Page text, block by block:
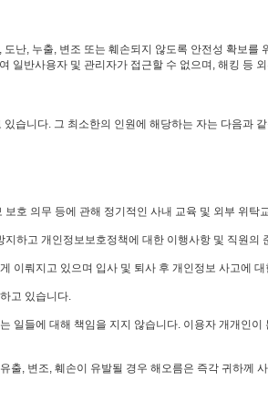
난, 누출, 변조 또는 훼손되지 않도록 안전성 확보를
일반사용자 및 관리자가 접근할 수 없으며, 해킹 등
습니다. 그 최소한의 인원에 해당하는 자는 다음과
호 의무 등에 관해 정기적인 사내 교육 및 외부 위탁
하고 개인정보보호정책에 대한 이행사항 및 직원
이뤄지고 있으며 입사 및 퇴사 후 개인정보 사고에
고 있습니다.
일들에 대해 책임을 지지 않습니다. 이용자 개개인
출, 변조, 훼손이 유발될 경우 해오름은 즉각 귀하께